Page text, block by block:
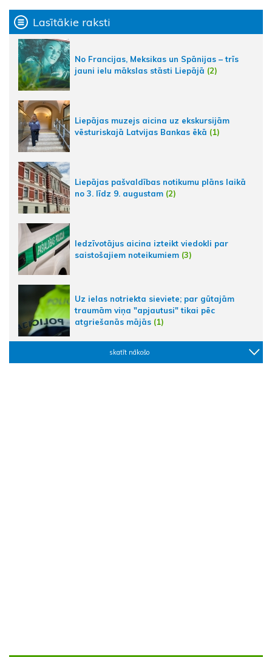
Lasītākie raksti
No Francijas, Meksikas un Spānijas – trīs
jauni ielu mākslas stāsti Liepājā (2)
Liepājas muzejs aicina uz ekskursijām
vēsturiskajā Latvijas Bankas ēkā (1)
Liepājas pašvaldības notikumu plāns laikā
no 3. līdz 9. augustam (2)
Iedzīvotājus aicina izteikt viedokli par
saistošajiem noteikumiem (3)
Uz ielas notriekta sieviete; par gūtajām
traumām viņa "apjautusi" tikai pēc
atgriešanās mājās (1)
skatīt nākošo